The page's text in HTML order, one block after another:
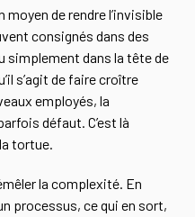
moyen de rendre l’invisible
consignés dans des
simplement dans la tête de
s’agit de faire croître
employés, la
défaut. C’est là
tortue.
la complexité. En
processus, ce qui en sort,